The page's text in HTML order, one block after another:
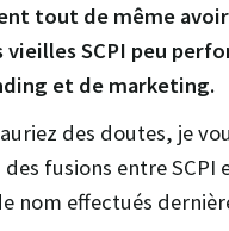
tout de même
SCPI peu
et de marketing.
des doutes, je
fusions entre SCPI
nom effectués